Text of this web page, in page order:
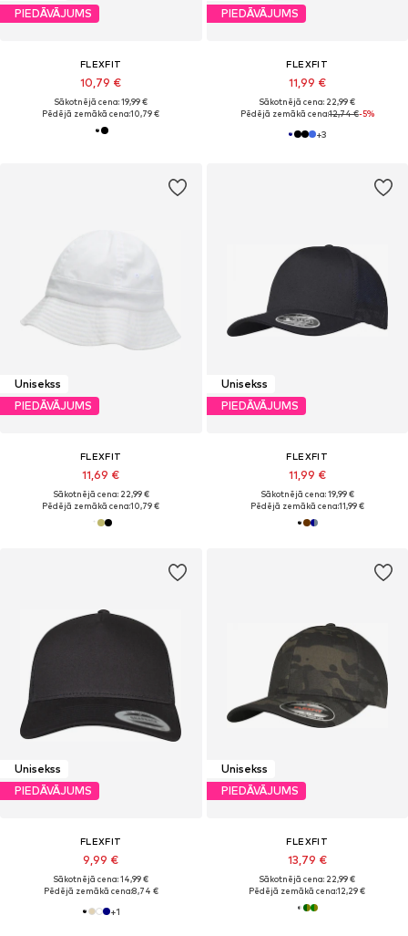
PIEDĀVĀJUMS
FLEXFIT
10,79 €
Sākotnējā cena: 19,99 €
Pēdējā zemākā cena:10,79 €
PIEDĀVĀJUMS
FLEXFIT
11,99 €
Sākotnējā cena: 22,99 €
Pēdējā zemākā cena:12,74 €-5%
+3
Unisekss
PIEDĀVĀJUMS
FLEXFIT
11,69 €
Sākotnējā cena: 22,99 €
Pēdējā zemākā cena:10,79 €
Unisekss
PIEDĀVĀJUMS
FLEXFIT
11,99 €
Sākotnējā cena: 19,99 €
Pēdējā zemākā cena:11,99 €
Unisekss
PIEDĀVĀJUMS
FLEXFIT
9,99 €
Sākotnējā cena: 14,99 €
Pēdējā zemākā cena:8,74 €
+1
Unisekss
PIEDĀVĀJUMS
FLEXFIT
13,79 €
Sākotnējā cena: 22,99 €
Pēdējā zemākā cena:12,29 €